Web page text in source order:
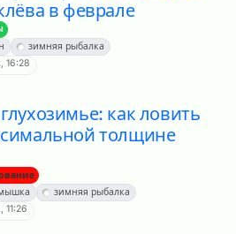
в феврале
зимняя рыбалка
16:28
как ловить
толщине
зимняя рыбалка
11:26